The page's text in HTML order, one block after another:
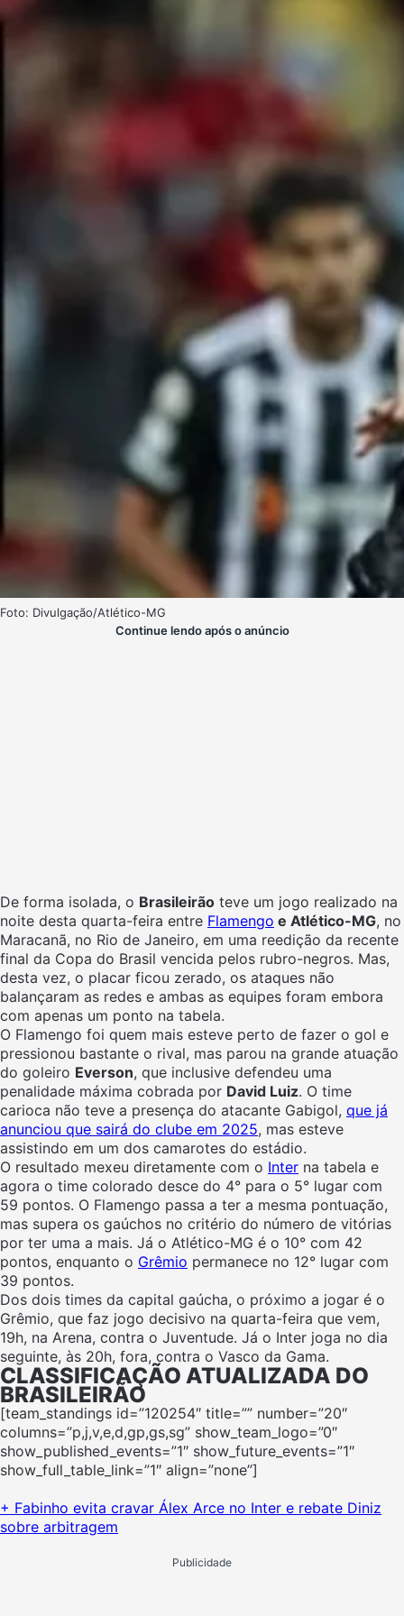
Foto: Divulgação/Atlético-MG
Continue lendo após o anúncio
De forma isolada, o Brasileirão teve um jogo realizado na
noite desta quarta-feira entre Flamengo e Atlético-MG, no
Maracanã, no Rio de Janeiro, em uma reedição da recente
final da Copa do Brasil vencida pelos rubro-negros. Mas,
desta vez, o placar ficou zerado, os ataques não
balançaram as redes e ambas as equipes foram embora
com apenas um ponto na tabela.
O Flamengo foi quem mais esteve perto de fazer o gol e
pressionou bastante o rival, mas parou na grande atuação
do goleiro Everson, que inclusive defendeu uma
penalidade máxima cobrada por David Luiz. O time
carioca não teve a presença do atacante Gabigol, que já
anunciou que sairá do clube em 2025, mas esteve
assistindo em um dos camarotes do estádio.
O resultado mexeu diretamente com o Inter na tabela e
agora o time colorado desce do 4° para o 5° lugar com
59 pontos. O Flamengo passa a ter a mesma pontuação,
mas supera os gaúchos no critério do número de vitórias
por ter uma a mais. Já o Atlético-MG é o 10° com 42
pontos, enquanto o Grêmio permanece no 12° lugar com
39 pontos.
Dos dois times da capital gaúcha, o próximo a jogar é o
Grêmio, que faz jogo decisivo na quarta-feira que vem,
19h, na Arena, contra o Juventude. Já o Inter joga no dia
seguinte, às 20h, fora, contra o Vasco da Gama.
CLASSIFICAÇÃO ATUALIZADA DO
BRASILEIRÃO
[team_standings id=”120254″ title=”” number=”20″
columns=”p,j,v,e,d,gp,gs,sg” show_team_logo=”0″
show_published_events=”1″ show_future_events=”1″
show_full_table_link=”1″ align=”none”]
+ Fabinho evita cravar Álex Arce no Inter e rebate Diniz
sobre arbitragem
Publicidade